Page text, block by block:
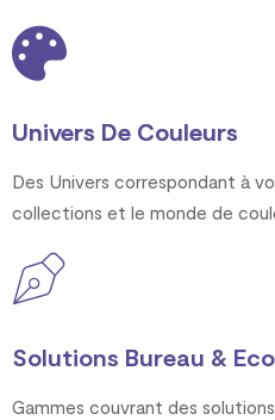
Univers De Couleurs
Des Univers correspondant à
collections et le monde de
Solutions Bureau &
Gammes couvrant des